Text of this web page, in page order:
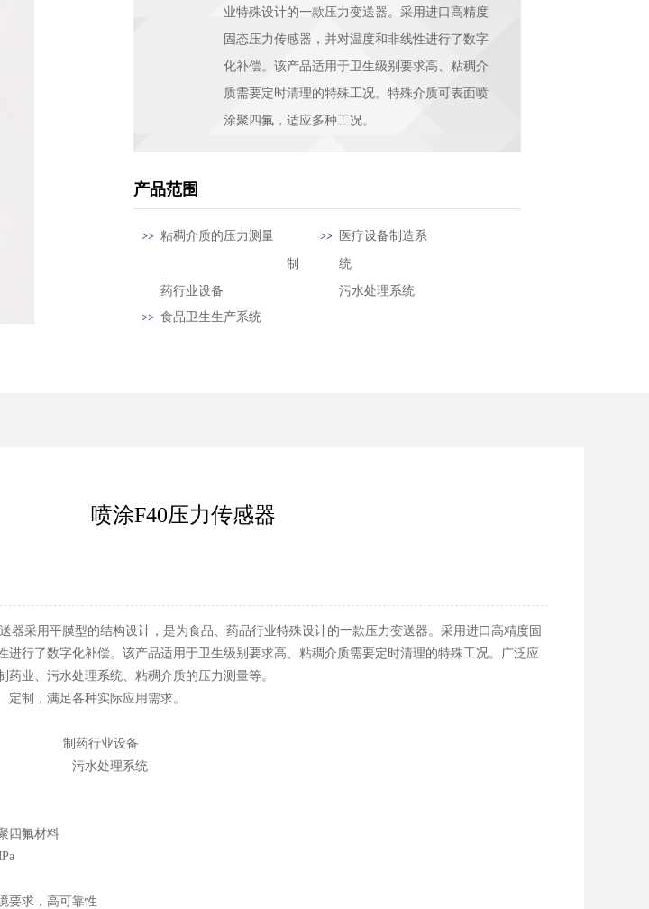
业特殊设计的一款压力变送器。采用进口高精度
固态压力传感器，并对温度和非线性进行了数字
化补偿。该产品适用于卫生级别要求高、粘稠介
质需要定时清理的特殊工况。特殊介质可表面喷
涂聚四氟，适应多种工况。
产品范围
粘稠介质的压力测量
制
药行业设备
医疗设备制造系
统
污水处理系统
食品卫生生产系统
喷涂F40压力传感器
器采用平膜型的结构设计，是为食品、药品行业特殊设计的一款压力变送器。采用进口高精度固
进行了数字化补偿。该产品适用于卫生级别要求高、粘稠介质需要定时清理的特殊工况。广泛应
药业、污水处理系统、粘稠介质的压力测量等。
制，满足各种实际应用需求。
制药行业设备
污水处理系统
四氟材料
要求，高可靠性